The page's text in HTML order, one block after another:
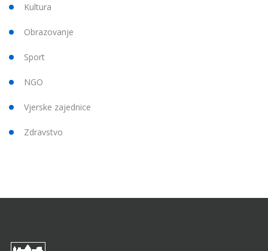
Kultura
Obrazovanje
Sport
NGO
Vjerske zajednice
Zdravstvo